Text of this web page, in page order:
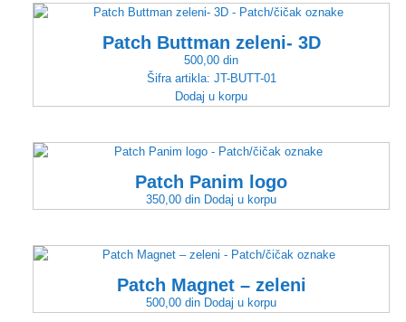
Patch Buttman zeleni- 3D
500,00 din
Šifra artikla: JT-BUTT-01
Dodaj u korpu
Patch Panim logo
350,00 din Dodaj u korpu
Patch Magnet – zeleni
500,00 din Dodaj u korpu